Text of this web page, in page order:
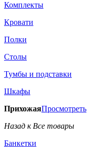
Комплекты
Кровати
Полки
Столы
Тумбы и подставки
Шкафы
ПрихожаяПросмотреть
Назад к Все товары
Банкетки